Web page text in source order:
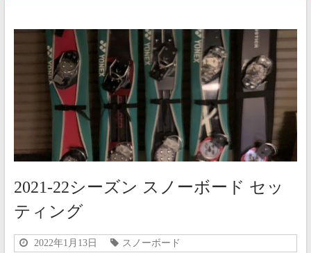
2021-22シーズン スノーボード セッ
ティング
2022年1月13日 スノーボード